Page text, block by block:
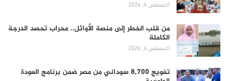
أغسطس 6, 2026
من قلب الخطر إلى منصة الأوائل.. محراب تحصد الدرجة
الكاملة
أغسطس 6, 2026
تفويج 8,700 سوداني من مصر ضمن برنامج العودة